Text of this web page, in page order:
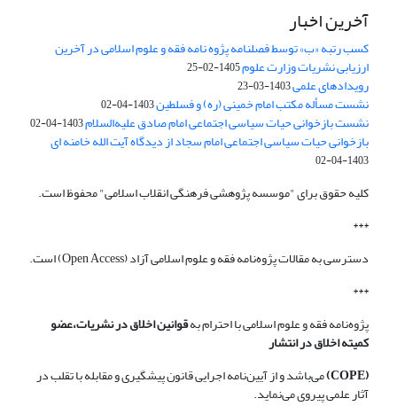
آخرین اخبار
کسب رتبه «ب» توسط فصلنامه پژوه نامه فقه و علوم اسلامی در آخرین
ارزیابی نشریات وزارت علوم1405-02-25
رویدادهای علمی1403-03-23
نشست مسأله مکتب امام خمینی (ره) و فسلطین1403-04-02
نشست بازخوانی حیات سیاسی اجتماعی امام صادق علیه‌السلام1403-04-02
بازخوانی حیات سیاسی اجتماعی امام سجاد از دیدگاه آیت الله خامنه ای
1403-04-02
کلیه حقوق برای "موسسه پژوهشی فرهنگی انقلاب اسلامی" محفوظ است.
***
دسترسی به مقالات پژوه‌نامه فقه و علوم اسلامی آزاد (Open Access) است.
***
پژوه‌نامه فقه و علوم اسلامی با احترام بهقوانین اخلاق در نشریات،عضو
کمیته اخلاق در انتشار
(COPE)
می‌باشد و از آیین‌نامه اجرایی قانون پیشگیری و مقابله با تقلب در
آثار علمی پیروی می‌نماید.